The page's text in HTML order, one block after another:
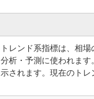
トレンド系指標は、相
分析・予測に使われます
示されます。現在のトレ